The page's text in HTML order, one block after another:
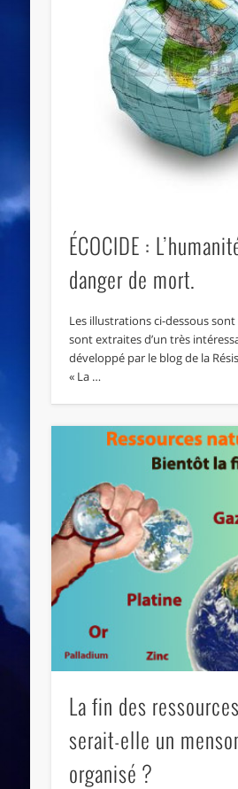
ÉCOCIDE :
danger de mort.
Les illustrations ci-dessous sont
sont extraites d’un très
développé par le blog de la
« La …
La fin des
serait-elle un
organisé ?